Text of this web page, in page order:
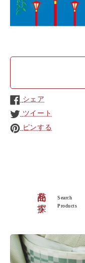
シェア
ツイート
ピンする
商品を探す
Search
Products